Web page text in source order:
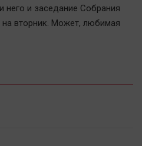
него и заседание Собрания
вторник. Может, любимая